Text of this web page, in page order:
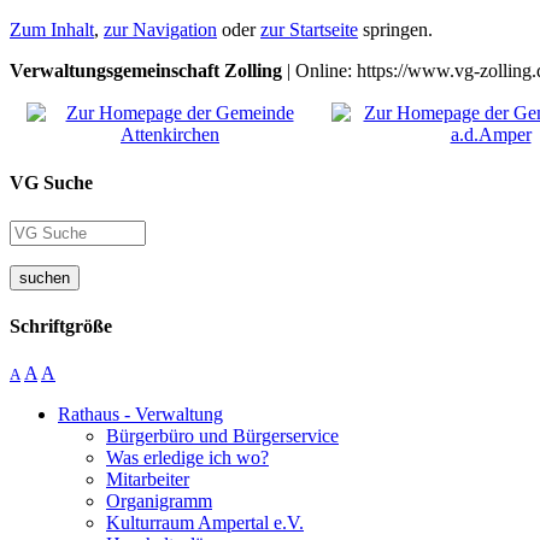
Zum Inhalt, zur Navigation oderzur Startseite springen.
Verwaltungsgemeinschaft Zolling | Online: https://www.vg-
VG Suche
suchen
Schriftgröße
A A A
Rathaus - Verwaltung
Bürgerbüro und Bürgerservice
Was erledige ich wo?
Mitarbeiter
Organigramm
Kulturraum Ampertal e.V.